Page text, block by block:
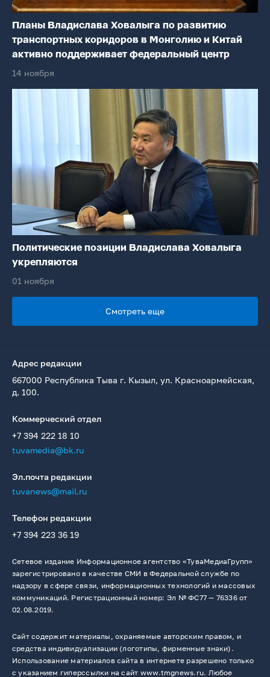
Планы Владислава Ховалыга по развитию
транспортных коридоров в Монголию и Китай
активно поддерживает федеральный центр
14 ноября
Политические позиции Владислава Ховалыга
укрепляются
01 ноября
Смотреть еще
Адрес редакции
667000 Республика Тыва г. Кызыл, ул. Красноармейская,
д. 100.
Коммерческий отдел
+7 394 222 18 10
tuvamedia@bk.ru
Эл.почта редакции
tuvanews@mail.ru
Телефон редакции
+7 394 223 36 19
Сетевое издание Информационное агентство «ТуваМедиаГрупп»
зарегистрировано в качестве СМИ в Федеральной службе по
надзору в сфере связи, информационных технологий и массовых
коммуникаций. Регистрационный номер: Эл № ФС77 — 76336 от
02.08.2019.
Сайт содержит материалы, охраняемые авторским правом, и
средства индивидуализации (логотипы, фирменные знаки).
Использование материалов сайта в интернете разрешено только
с указанием гиперссылки на сайт www.tmgnews.ru. Любое